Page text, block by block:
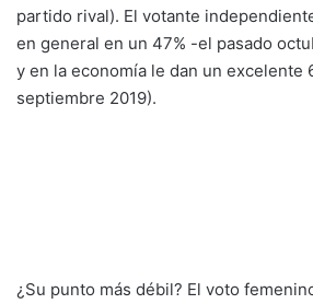
partido rival). El votante
en general en un 47% -el pasado
y en la economía le dan un excelente
septiembre 2019).
¿Su punto más débil? El voto